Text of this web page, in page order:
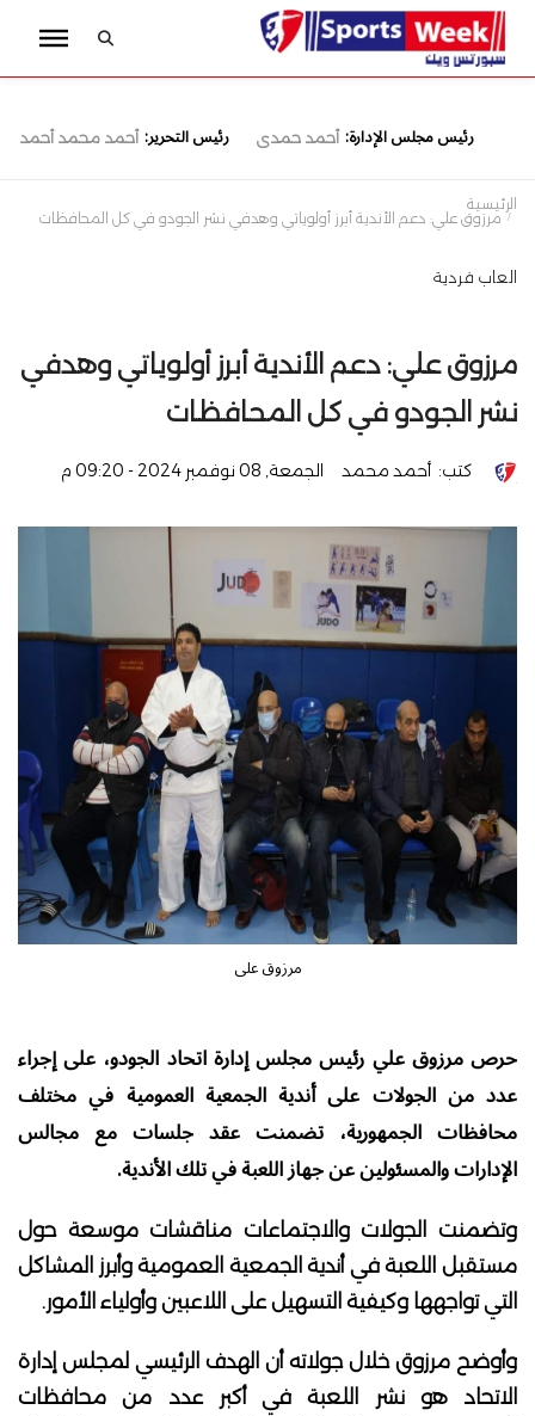
رئيس مجلس الإدارة: أحمد حمدى رئيس التحرير: أحمد محمد أحمد
الرئيسية
مرزوق علي: دعم الأندية أبرز أولوياتي وهدفي نشر الجودو في كل المحافظات
العاب فردية
مرزوق علي: دعم الأندية أبرز أولوياتي وهدفي
نشر الجودو في كل المحافظات
كتب: أحمد محمد الجمعة, 08 نوفمبر 2024 - 09:20 م
مرزوق على
حرص مرزوق علي رئيس مجلس إدارة اتحاد الجودو، على إجراء
عدد من الجولات على أندية الجمعية العمومية في مختلف
محافظات الجمهورية، تضمنت عقد جلسات مع مجالس
الإدارات والمسئولين عن جهاز اللعبة في تلك الأندية.
وتضمنت الجولات والاجتماعات مناقشات موسعة حول
مستقبل اللعبة في أندية الجمعية العمومية وأبرز المشاكل
التي تواجهها وكيفية التسهيل على اللاعبين وأولياء الأمور.
وأوضح مرزوق خلال جولاته أن الهدف الرئيسي لمجلس إدارة
الاتحاد هو نشر اللعبة في أكبر عدد من محافظات